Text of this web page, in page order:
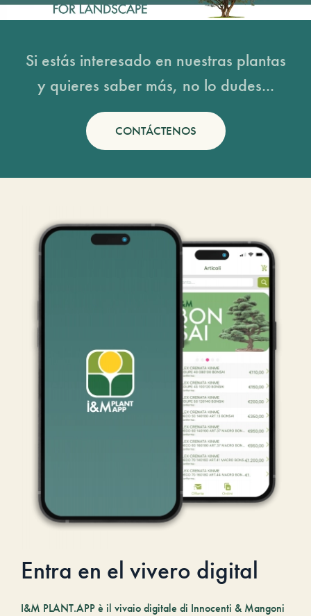
Si estás interesado en nuestras plantas
y quieres saber más, no lo dudes...
CONTÁCTENOS
Entra en el vivero digital
I&M PLANT.APP è il vivaio digitale di Innocenti & Mangoni